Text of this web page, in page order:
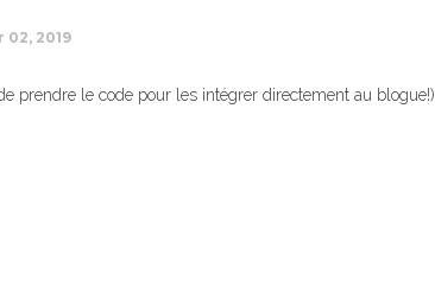
2019
prendre le code pour les intégrer directement au blogue!)